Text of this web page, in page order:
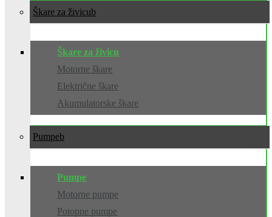
Škare za živicu
Škare za živicu
Motorne škare
Električne škare
Akumulatorske škare
Pumpe
Pumpe
Motorne pumpe
Potopne pumpe